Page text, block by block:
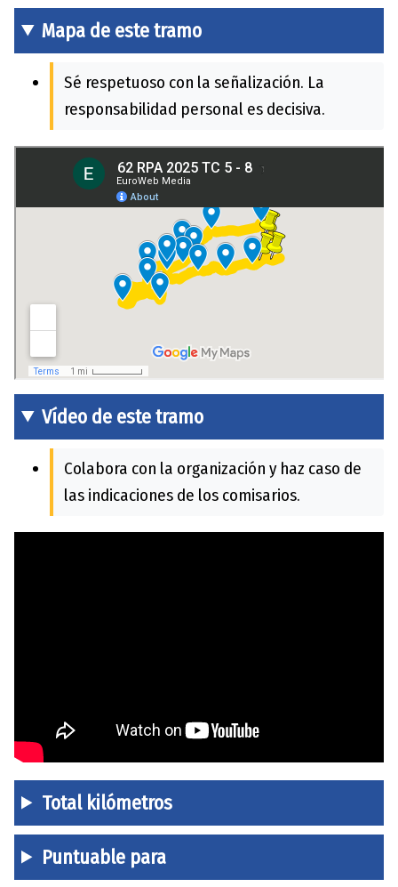
Mapa de este tramo
Sé respetuoso con la señalización. La
responsabilidad personal es decisiva.
Vídeo de este tramo
Colabora con la organización y haz caso de
las indicaciones de los comisarios.
Total kilómetros
Puntuable para